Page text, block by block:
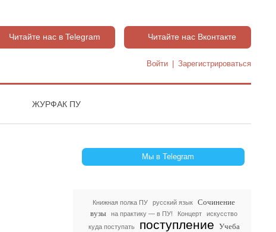
Читайте нас в Telegram Читайте нас Вконтакте
Войти Зарегистрироваться
ЖУРФАК ПУ
Мы в Telegram
Книжная полка ПУ русский язык
Сочинение
вузы
на практику — в ПУ! Концерт
искусство
куда поступать
поступление Учеба